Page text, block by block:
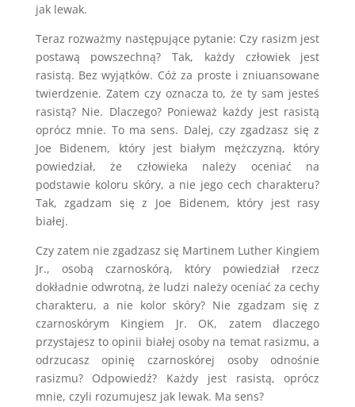
jak lewak.
Teraz rozważmy następujące pytanie: Czy rasizm jest
postawą powszechną? Tak, każdy człowiek jest
rasistą. Bez wyjątków. Cóż za proste i zniuansowane
twierdzenie. Zatem czy oznacza to, że ty sam jesteś
rasistą? Nie. Dlaczego? Ponieważ każdy jest rasistą
oprócz mnie. To ma sens. Dalej, czy zgadzasz się z
Joe Bidenem, który jest białym mężczyzną, który
powiedział, że człowieka należy oceniać na
podstawie koloru skóry, a nie jego cech charakteru?
Tak, zgadzam się z Joe Bidenem, który jest rasy
białej.
Czy zatem nie zgadzasz się Martinem Luther Kingiem
Jr., osobą czarnoskórą, który powiedział rzecz
dokładnie odwrotną, że ludzi należy oceniać za cechy
charakteru, a nie kolor skóry? Nie zgadzam się z
czarnoskórym Kingiem Jr. OK, zatem dlaczego
przystajesz to opinii białej osoby na temat rasizmu, a
odrzucasz opinię czarnoskórej osoby odnośnie
rasizmu? Odpowiedź? Każdy jest rasistą, oprócz
mnie, czyli rozumujesz jak lewak. Ma sens?